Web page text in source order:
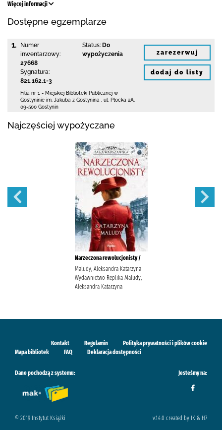
Więcej informacji
Dostępne egzemplarze
1.
Numer
inwentarzowy:
27668
Sygnatura:
821.162.1-3
Status: Do
wypożyczenia
Filia nr 1 - Miejskiej Biblioteki Publicznej w
Gostyninie im. Jakuba z Gostynina
ul. Płocka 2A
09-500 Gostynin
zarezerwuj
dodaj do listy
Najczęściej wypożyczane
Narzeczona rewolucjonisty /
Maludy, Aleksandra Katarzyna
Wydawnictwo Replika Maludy,
Aleksandra Katarzyna
Kontakt Regulamin
Polityka prywatności i plików cookie
Mapa bibliotek
FAQ Deklaracja dostępności
Dane pochodzą z systemu: Jesteśmy na:
© 2019 Instytut Książki v.1.4.0 created by IK & H7